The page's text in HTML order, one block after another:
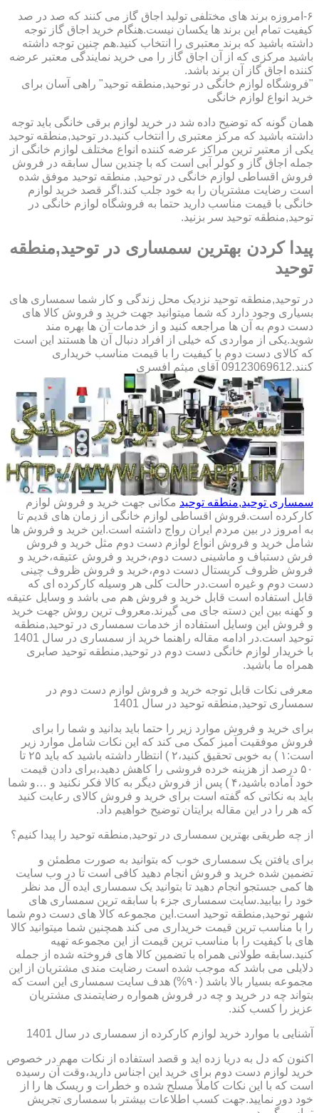
۶-امروزه برند های مختلفی تولید اجاق گاز می کنند که صد در صد
کیفیت تمام این برند ها یکسان نیست.هنگام خرید اجاق گاز توجه
داشته باشید که برند معتبری را انتخاب کنید.هم چنین توجه داشته
باشید مرکزی که از آن اجاق گاز را می خرید نمایندگی معتبر عرضه
کننده اجاق گاز آن برند باشد.
"فروشگاه لوازم خانگی در توحید,منطقه توحید" راهی آسان برای
خرید انواع لوازم خانگی
همان گونه که توضیح داده شد در خرید لوازم برقی خانگی باید توجه
داشته باشید که مرکز معتبری را انتخاب کنید.در توحید,منطقه توحید
یکی از معتبر ترین مراکز عرضه کننده انواع مختلف لوازم خانگی از
جمله اجاق گاز و کولر آبی است که با چندین سال سابقه در فروش
فروش اقساطی لوازم خانگی در توحید, منطقه توحید موفق شده
است رضایت مشتریان را به خود جلب کند.اگر قصد خرید لوازم
خانگی با قیمت مناسب دارید حتما به فروشگاه لوازم خانگی در
توحید,منطقه توحید سر بزنید.
پیدا کردن بهترین سمساری در توحید,منطقه
توحید
در توحید,منطقه توحید نزدیک محل زندگی و کار شما سمساری های
بسیاری وجود دارد که شما میتوانید جهت خرید و فروش کالا های
دست دوم به آن ها مراجعه کنید و از خدمات آن ها بهره مند
شوید.یکی از مواردی که خیلی از افراد دنبال آن ها هستند این است
که کالای دست دوم با کیفیت را با قیمت مناسب خریداری
کنند.09123069612 آقای میثم افسری
سمساری توحید,منطقه توحید مکانی جهت خرید و فروش لوازم
کارکرده است.فروش اقساطی لوازم خانگی از زمان های قدیم تا
به امروز در بین مردم ایران رواج داشته است.این خرید و فروش ها
شامل خرید و فروش انواع لوازم دست دوم مثل خرید و فروش
فرش دستباف و ماشینی دست دوم،خرید و فروش عتیقه،خرید و
فروش ظروف کریستال دست دوم،خرید و فروش ظروف چینی
دست دوم و غیره است.در حالت کلی هر وسیله کارکرده ای که
قابل استفاده است قابل خرید و فروش هم می باشد و وسایل عتیقه
و کهنه بین این دسته جای می گیرند.معروف ترین روش جهت خرید
و فروش این وسایل استفاده از خدمات سمساری در توحید,منطقه
توحید است.در ادامه مقاله راهنما خرید از سمساری در سال 1401
با خریدار لوازم خانگی دست دوم در توحید,منطقه توحید صابری
همراه ما باشید.
معرفی نکات قابل توجه خرید و فروش لوازم دست دوم در
سمساری توحید,منطقه توحید در سال 1401
برای خرید و فروش موارد زیر را حتما باید بدانید و شما را برای
فروش موفقیت آمیز کمک می کند که این نکات شامل موارد زیر
است:۱ ) به خوبی تحقیق کنید،۲ ) انتظار داشته باشید که باید ۲۵ تا
۵۰ درصد از هزینه خرده فروشی را کاهش دهید،برای دادن قیمت
خود آماده باشید،۴ ) پس از فروش دیگر به کالا فکر نکنید و …و شما
باید به نکاتی که گفته است برای خرید و فروش کالای رعایت کنید
که هر را در این مقاله برایتان توضیح خواهیم داد.
از چه طریقی بهترین سمساری در توحید,منطقه توحید را پیدا کنیم؟
برای یافتن یک سمساری خوب که بتوانید به صورت مطمئن و
تضمین شده خرید و فروش انجام دهید کافی است تا در وب سایت
ها کمی جستجو انجام دهید تا بتوانید یک سمساری ایده آل مد نظر
خود را بیابید.سایت سمساری جزء با سابقه ترین سمساری های
شهر توحید,منطقه توحید است.این مجموعه کالا های دست دوم شما
را با مناسب ترین قیمت خریداری می کند همچنین شما میتوانید کالا
های با کیفیت را با مناسب ترین قیمت از این مجموعه تهیه
کنید.سابقه طولانی همراه با تضمین کالا های فروخته شده از جمله
دلایلی می باشد که موجب شده است رضایت مندی مشتریان از این
مجموعه بسیار بالا باشد (۹۰%) هدف سایت سمساری این است که
بتواند چه در خرید و چه در فروش همواره رضایتمندی مشتریان
عزیز را کسب کند.
آشنایی با موارد خرید لوازم کارکرده از سمساری در سال 1401
اکنون که دل به دریا زده اید و قصد استفاده از نکات مهم در خصوص
خرید لوازم دست دوم برای خرید این اجناس دارید،وقت آن رسیده
است که با این نکات کاملاً مسلح شده و خطرات و ریسک ها را از
خود دور نمایید.جهت کسب اطلاعات بیشتر با سمساری تجریش